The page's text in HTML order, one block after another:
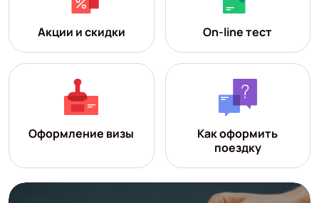
Акции и скидки On-line тест
Оформление визы
Как оформить
поездку